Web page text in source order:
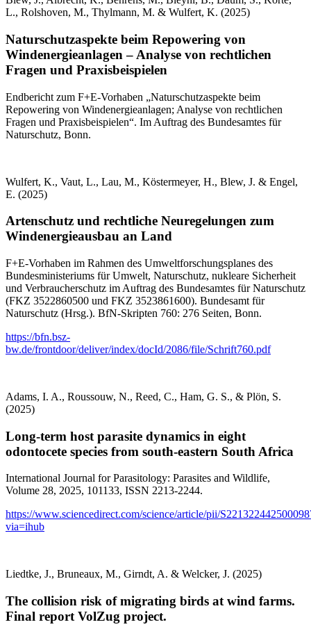
L., Rolshoven, M., Thylmann, M. & Wulfert, K. (2025)
Naturschutzaspekte beim Repowering von
Windenergieanlagen – Analyse von rechtlichen
Fragen und Praxisbeispielen
Endbericht zum F+E-Vorhaben „Naturschutzaspekte beim
Repowering von Windenergieanlagen; Analyse von rechtlichen
Fragen und Praxisbeispielen“. Im Auftrag des Bundesamtes für
Naturschutz, Bonn.
Wulfert, K., Vaut, L., Lau, M., Köstermeyer, H., Blew, J. & Engel,
E. (2025)
Artenschutz und rechtliche Neuregelungen zum
Windenergieausbau an Land
F+E-Vorhaben im Rahmen des Umweltforschungsplanes des
Bundes­ministeriums für Umwelt, Naturschutz, nukleare Sicherheit
und Verbraucherschutz im Auftrag des Bundesam­tes für Naturschutz
(FKZ 3522860500 und FKZ 3523861600). Bundesamt für
Naturschutz (Hrsg.). BfN-Skripten 760: 276 Seiten, Bonn.
https://bfn.bsz-
bw.de/frontdoor/deliver/index/docId/2086/file/Schrift760.pdf
Adams, I. A., Roussouw, N., Reed, C., Ham, G. S., & Plön, S.
(2025)
Long-term host parasite dynamics in eight
odontocete species from south-eastern South Africa
International Journal for Parasitology: Parasites and Wildlife,
Volume 28, 2025, 101133, ISSN 2213-2244.
https://www.sciencedirect.com/science/article/pii/
via=ihub
Liedtke, J., Bruneaux, M., Girndt, A. & Welcker, J. (2025)
The collision risk of migrating birds at wind farms.
Final report VolZug project.